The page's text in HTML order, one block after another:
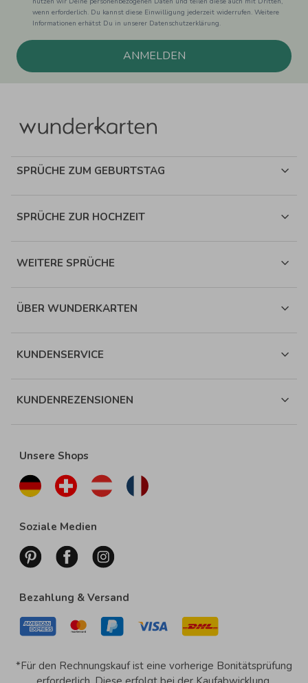
wenn erforderlich. Du kannst diese Einwilligung jederzeit widerrufen. Weitere
Informationen erhätst Du in unserer Datenschutzerklärung.
ANMELDEN
SPRÜCHE ZUM GEBURTSTAG
SPRÜCHE ZUR HOCHZEIT
WEITERE SPRÜCHE
ÜBER WUNDERKARTEN
KUNDENSERVICE
KUNDENREZENSIONEN
Unsere Shops
Soziale Medien
Bezahlung & Versand
*Für den Rechnungskauf ist eine vorherige Bonitätsprüfung